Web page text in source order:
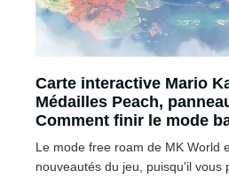
Carte interactive Mario
Médailles Peach,
Comment finir le mode
Le mode free roam de MK World
nouveautés du jeu, puisqu'il vous